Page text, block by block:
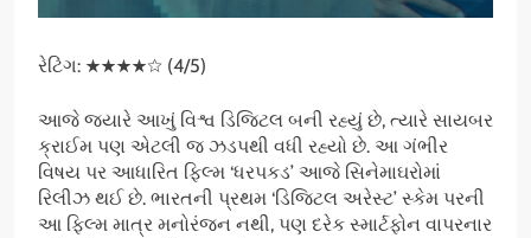
રેટિંગ: ★★★★☆ (4/5)
આજે જ્યારે આખું વિશ્વ ડિજિટલ બની રહ્યું છે, ત્યારે સાયબર
ક્રાઈમ પણ એટલી જ ઝડપથી વધી રહ્યો છે. આ ગંભીર
વિષય પર આધારિત ફિલ્મ ‘ધરપકડ’ આજે સિનેમાઘરોમાં
રિલીઝ થઈ છે. ભારતની પ્રથમ ‘ડિજિટલ અરેસ્ટ’ સ્કેમ પરની
આ ફિલ્મ માત્ર મનોરંજન નથી, પણ દરેક સ્માર્ટફોન વાપરનાર